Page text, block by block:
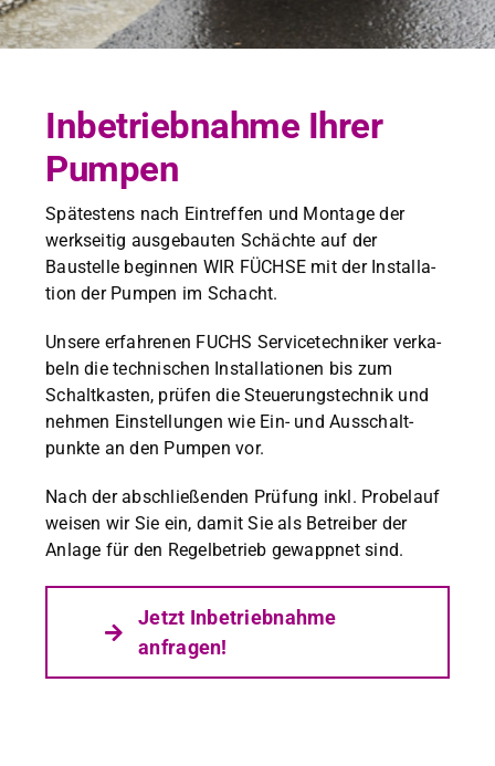
Inbetriebnahme Ihrer
Pumpen
Spätestens nach Ein­tr­e­f­fen und Mon­tage der
werk­seit­ig aus­ge­baut­en Schächte auf der
Baustelle begin­nen WIR FÜCHSE mit der Instal­la­
tion der Pumpen im Schacht.
Unsere erfahre­nen FUCHS Ser­vicetech­niker verk­a­
beln die tech­nis­chen Instal­la­tio­nen bis zum
Schaltkas­ten, prüfen die Steuerung­stech­nik und
nehmen Ein­stel­lun­gen wie Ein- und Auss­chalt­
punk­te an den Pumpen vor.
Nach der abschließen­den Prü­fung inkl. Pro­belauf
weisen wir Sie ein, damit Sie als Betreiber der
Anlage für den Regel­be­trieb gewapp­net sind.
Jet­zt Inbe­trieb­nahme
anfra­gen!